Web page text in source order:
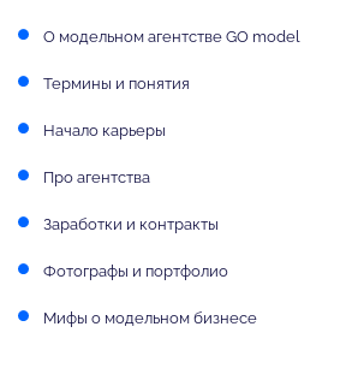
О модельном агентстве GO model
Термины и понятия
Начало карьеры
Про агентства
Заработки и контракты
Фотографы и портфолио
Мифы о модельном бизнесе